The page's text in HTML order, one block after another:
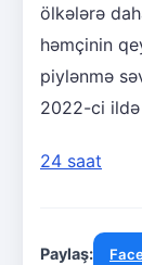
ölkələrə
həmçinin
piylənmə
2022-ci
24 saat
Paylaş: